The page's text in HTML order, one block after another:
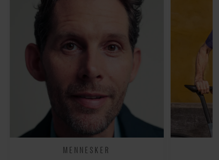
MENNESKER